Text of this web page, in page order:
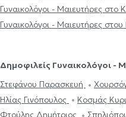
Γυναικολόγοι - Μαιευτήρες στο
Γυναικολόγοι - Μαιευτήρες στου
Δημοφιλείς Γυναικολόγοι -
Στεφάνου Παρασκευή
Ηλίας Γινόπουλος
Κοσμάς
Φτούλης Δημήτριος